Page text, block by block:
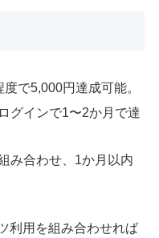
で5,000円達成可能。
グインで1〜2か月で達
み合わせ、1か月以内
利用を組み合わせれば